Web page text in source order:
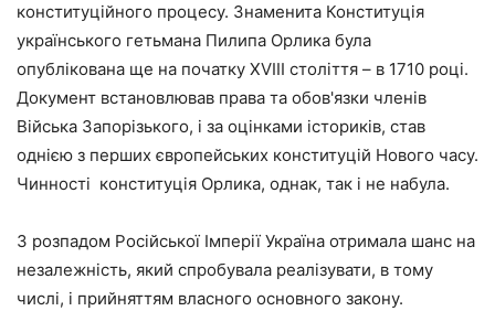
конституційного процесу. Знаменита Конституція
українського гетьмана Пилипа Орлика була
опублікована ще на початку XVIII століття – в 1710 році.
Документ встановлював права та обов'язки членів
Війська Запорізького, і за оцінками істориків, став
однією з перших європейських конституцій Нового часу.
Чинності конституція Орлика, однак, так і не набула.
З розпадом Російської Імперії Україна отримала шанс на
незалежність, який спробувала реалізувати, в тому
числі, і прийняттям власного основного закону.